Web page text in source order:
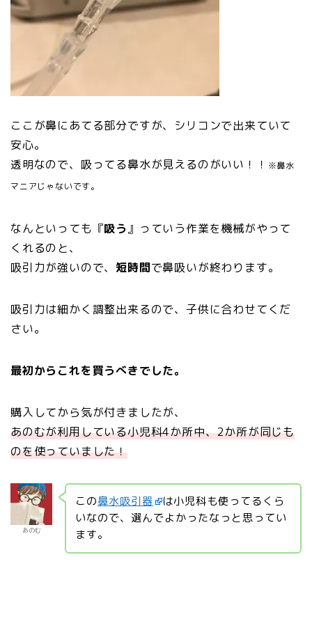
ここが鼻にあてる部分ですが、シリコンで出来ていて
安心。
透明なので、吸ってる鼻水が見えるのがいい！！ ※鼻水
マニアじゃないです。
なんといっても『吸う』っていう作業を機械がやって
くれるのと、
吸引力が強いので、短時間で鼻吸いが終わります。
吸引力は細かく調整出来るので、子供に合わせてくだ
さい。
最初からこれを買うべきでした。
購入してから気が付きましたが、
あのむが利用している小児科4か所中、2か所が同じも
のを使っていました！
あのむ
この鼻水吸引器
は小児科も使ってるくら
いなので、選んでよかったなっと思ってい
ます。